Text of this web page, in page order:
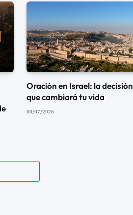
Oración en Israel: la decisión
que cambiará tu vida
30/07/2026